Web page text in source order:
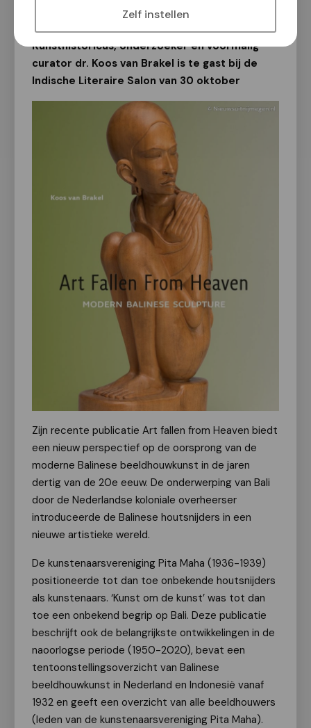
Zelf instellen
28 oktober 2022
Kunsthistoricus, onderzoeker en voormalig
curator dr. Koos van Brakel is te gast bij de
Indische Literaire Salon van 30 oktober
Zijn recente publicatie Art fallen from Heaven biedt
een nieuw perspectief op de oorsprong van de
moderne Balinese beeldhouwkunst in de jaren
dertig van de 20e eeuw. De onderwerping van Bali
door de Nederlandse koloniale overheerser
introduceerde de Balinese houtsnijders in een
nieuwe artistieke wereld.
De kunstenaarsvereniging Pita Maha (1936-1939)
positioneerde tot dan toe onbekende houtsnijders
als kunstenaars. ‘Kunst om de kunst’ was tot dan
toe een onbekend begrip op Bali. Deze publicatie
beschrijft ook de belangrijkste ontwikkelingen in de
naoorlogse periode (1950-2020), bevat een
tentoonstellingsoverzicht van Balinese
beeldhouwkunst in Nederland en Indonesië vanaf
1932 en geeft een overzicht van alle beeldhouwers
(leden van de kunstenaarsvereniging Pita Maha).